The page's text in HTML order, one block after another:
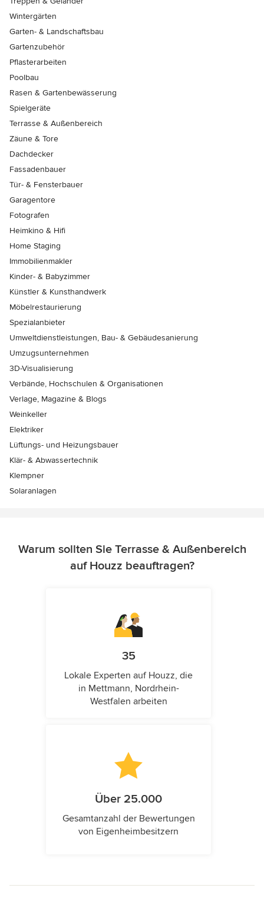
Wintergärten
Garten- & Landschaftsbau
Gartenzubehör
Pflasterarbeiten
Poolbau
Rasen & Gartenbewässerung
Spielgeräte
Terrasse & Außenbereich
Zäune & Tore
Dachdecker
Fassadenbauer
Tür- & Fensterbauer
Garagentore
Fotografen
Heimkino & Hifi
Home Staging
Immobilienmakler
Kinder- & Babyzimmer
Künstler & Kunsthandwerk
Möbelrestaurierung
Spezialanbieter
Umweltdienstleistungen, Bau- & Gebäudesanierung
Umzugsunternehmen
3D-Visualisierung
Verbände, Hochschulen & Organisationen
Verlage, Magazine & Blogs
Weinkeller
Elektriker
Lüftungs- und Heizungsbauer
Klär- & Abwassertechnik
Klempner
Solaranlagen
Warum sollten Sie Terrasse & Außenbereich
auf Houzz beauftragen?
35
Lokale Experten auf Houzz, die
in Mettmann, Nordrhein-
Westfalen arbeiten
Über 25.000
Gesamtanzahl der Bewertungen
von Eigenheimbesitzern